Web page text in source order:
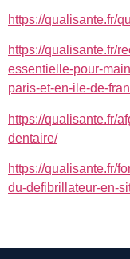
https://qualisante.fr/
https://qualisante.fr/
essentielle-pour-
paris-et-en-ile-de-
https://qualisante.fr/
dentaire/
https://qualisante.fr/
du-defibrillateur-en-